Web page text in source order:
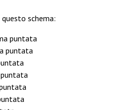
schema:
puntata
puntata